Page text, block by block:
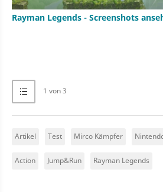
Rayman Legends - Screenshots
1 von 3
Artikel Test Mirco Kämpfer
Action Jump&Run Rayman Legends